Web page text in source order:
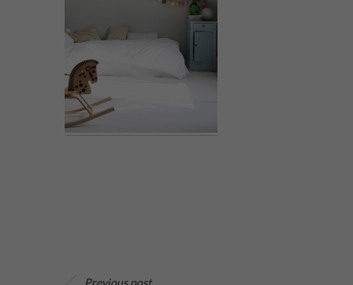
Previous post